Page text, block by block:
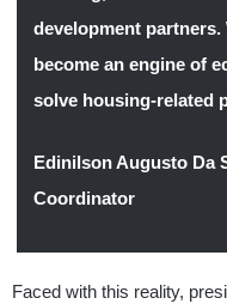
development partners.
become an engine of
solve housing-related
Edinilson Augusto Da
Coordinator
Faced with this reality,